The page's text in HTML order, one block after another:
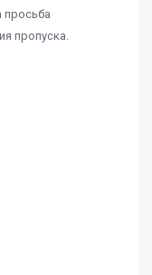
просьба
пропуска.